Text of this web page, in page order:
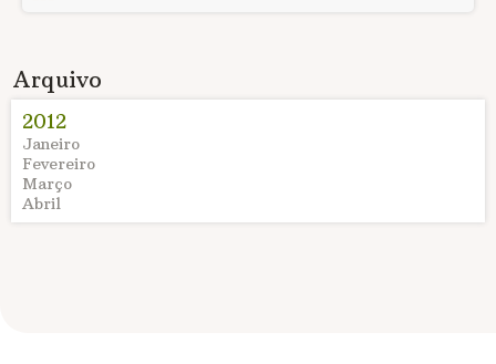
Arquivo
2012
Janeiro
Fevereiro
Março
Abril